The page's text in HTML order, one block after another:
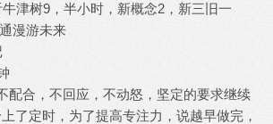
津树9，半小时，新概念2，新三旧一
漫游未来
配合，不回应，不动怒，坚定的要求继续
了定时，为了提高专注力，说越早做完，